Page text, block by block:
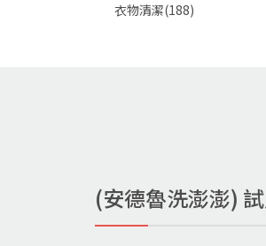
衣物清潔(188)
(安德魯洗澎澎)